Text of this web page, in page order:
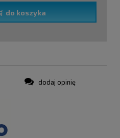
do koszyka
dodaj opinię